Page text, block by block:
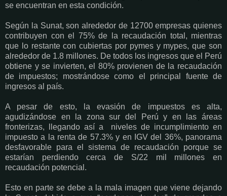
se encuentran en esta condición.
Según la Sunat, son alrededor de 12700 empresas quienes
contribuyen con el 75% de la recaudación total, mientras
que lo restante con cubiertas por pymes y mypes, que son
alrededor de 1.8 millones. De todos los ingresos que el Perú
obtiene y se invierten, el 80% provienen de la recaudación
de impuestos; mostrándose como el principal fuente de
ingresos al país.
A pesar de esto, la evasión de impuestos es alta,
agudizándose en la zona sur del Perú y en las áreas
fronterizas, llegando así a
niveles de incumplimiento en
impuesto a la renta de 57.3% y en IGV del 36%, panorama
desfavorable para el sistema de recaudación porque se
estarían perdiendo cerca de S/22 mil millones en
recaudación potencial.
Esto en parte se debe a la mala imagen que viene dejando